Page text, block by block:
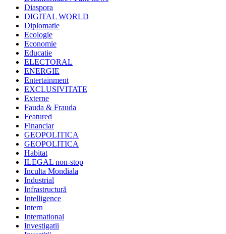
Diaspora
DIGITAL WORLD
Diplomatie
Ecologie
Economie
Educatie
ELECTORAL
ENERGIE
Entertainment
EXCLUSIVITATE
Externe
Fauda & Frauda
Featured
Financiar
GEOPOLITICA
GEOPOLITICA
Habitat
ILEGAL non-stop
Inculta Mondiala
Industrial
Infrastructură
Intelligence
Intern
International
Investigatii